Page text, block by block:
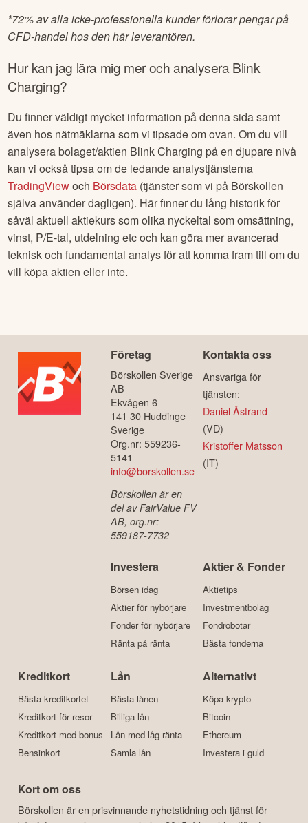
*72% av alla icke-professionella kunder förlorar pengar på
CFD-handel hos den här leverantören.
Hur kan jag lära mig mer och analyseraBlink
Charging?
Du finner väldigt mycket information på denna sida samt
även hos nätmäklarna som vi tipsade om ovan. Om du vill
analysera bolaget/aktien Blink Charging på en djupare nivå
kan vi också tipsa om de ledande analystjänsterna
TradingViewoch Börsdata (tjänster som vi på Börskollen
själva använder dagligen). Här finner du lång historik för
såväl aktuell aktiekurs som olika nyckeltal som omsättning,
vinst, P/E-tal, utdelning etc och kan göra mer avancerad
teknisk och fundamental analys för att komma fram till om du
vill köpa aktien eller inte.
Företag
Börskollen Sverige
AB
Ekvägen 6
141 30 Huddinge
Sverige
Org.nr: 559236-
5141
info@borskollen.se
Börskollen är en
del av FairValue FV
AB, org.nr:
559187-7732
Kontakta oss
Ansvariga för
tjänsten:
Daniel Åstrand
(VD)
Kristoffer Matsson
(IT)
Investera
Börsen idag
Aktier för nybörjare
Fonder för nybörjare
Ränta på ränta
Aktier & Fonder
Aktietips
Investmentbolag
Fondrobotar
Bästa fonderna
Kreditkort
Bästa kreditkortet
Kreditkort för resor
Kreditkort med bonus
Bensinkort
Lån
Bästa lånen
Billiga lån
Lån med låg ränta
Samla lån
Alternativt
Köpa krypto
Bitcoin
Ethereum
Investera i guld
Kort om oss
Börskollen är en prisvinnande nyhetstidning och tjänst för